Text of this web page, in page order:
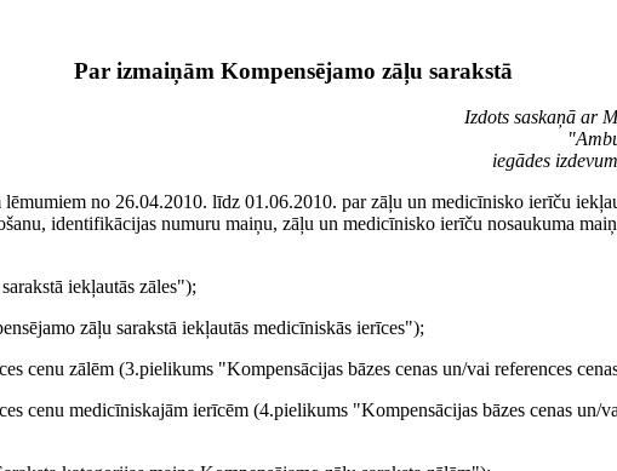
Par izmaiņām Kompensējamo zāļu sarakstā
Izdots saskaņā ar
iegādes
no 26.04.2010. līdz 01.06.2010. par zāļu un medicīnisko ierīču
identifikācijas numuru maiņu, zāļu un medicīnisko ierīču nosaukuma
iekļautās zāles");
zāļu sarakstā iekļautās medicīniskās ierīces");
cenu zālēm (3.pielikums "Kompensācijas bāzes cenas un/vai references
cenu medicīniskajām ierīcēm (4.pielikums "Kompensācijas bāzes cenas un/